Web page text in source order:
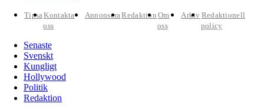
TipsaKontakta
oss
AnnonseraRedaktion Om
oss
Arkiv Redaktionell
policy
Senaste
Svenskt
Kungligt
Hollywood
Politik
Redaktion